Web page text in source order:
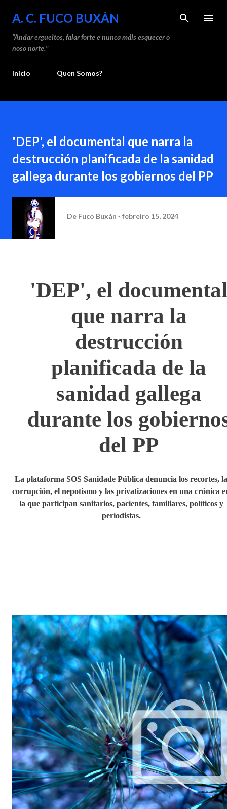
A. C. FUCO BUXÁN
“Andar ergueitos, falar forte e nunca máis esquecer o
noso norte."
Inicio Quen Somos?
'DEP', el documental que narra la
destrucción planificada de la sanidad
gallega durante los gobiernos del PP
De Fuco Buxán febreiro 15, 2024
'DEP', el documental
que narra la
destrucción
planificada de la
sanidad gallega
durante los
del PP
La plataforma SOS Sanidade Pública denuncia los recortes, la
corrupción, el nepotismo y las privatizaciones en una crónica
la que participan sanitarios, pacientes, familiares, políticos y
periodistas.
Fotograma del documental ‘DEP’.— SOS Sanidade Pública
A CORUÑA 15/02/2024 05:05
JUAN OLIVER @JOLIVERTUIS
sido convocada antes de que el candidato popular
intentar revalidar su mayoría absoluta.Algo que las